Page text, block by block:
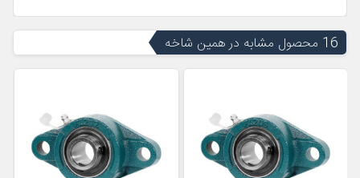
16 محصول مشابه در همین شاخه